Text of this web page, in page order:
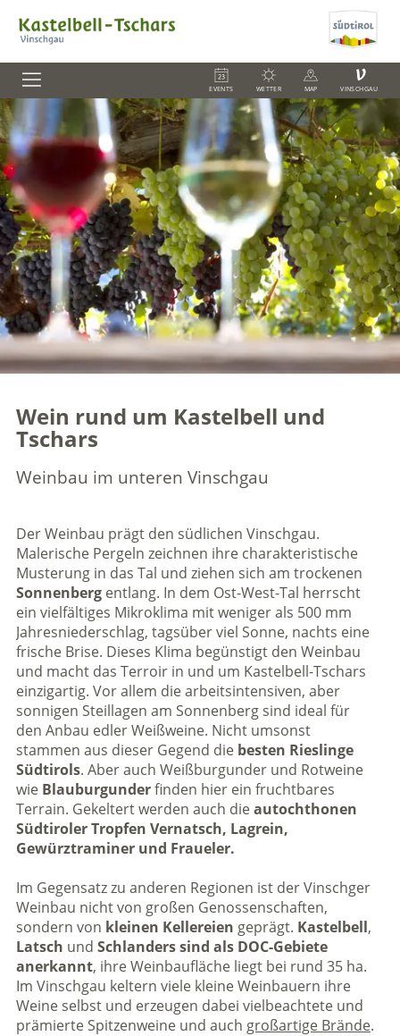
EVENTS WETTER MAP
V
VINSCHGAU
Wein rund um Kastelbell und
Tschars
Weinbau im unteren Vinschgau
Der Weinbau prägt den südlichen Vinschgau.
Malerische Pergeln zeichnen ihre charakteristische
Musterung in das Tal und ziehen sich am trockenen
Sonnenberg entlang. In dem Ost-West-Tal herrscht
ein vielfältiges Mikroklima mit weniger als 500 mm
Jahresniederschlag, tagsüber viel Sonne, nachts eine
frische Brise. Dieses Klima begünstigt den Weinbau
und macht das Terroir in und um Kastelbell-Tschars
einzigartig. Vor allem die arbeitsintensiven, aber
sonnigen Steillagen am Sonnenberg sind ideal für
den Anbau edler Weißweine. Nicht umsonst
stammen aus dieser Gegend die besten Rieslinge
Südtirols. Aber auch Weißburgunder und Rotweine
wie Blauburgunderfinden hier ein fruchtbares
Terrain. Gekeltert werden auch dieautochthonen
Südtiroler Tropfen Vernatsch, Lagrein,
Gewürztraminer und Fraueler.
Im Gegensatz zu anderen Regionen ist der Vinschger
Weinbau nicht von großen Genossenschaften,
sondern von kleinen Kellereien geprägt. Kastelbell,
Latsch und Schlanders sind als DOC-Gebiete
anerkannt, ihre Weinbaufläche liegt bei rund 35 ha.
Im Vinschgau keltern viele kleine Weinbauern ihre
Weine selbst und erzeugen dabei vielbeachtete und
prämierte Spitzenweine und auch großartige Brände.